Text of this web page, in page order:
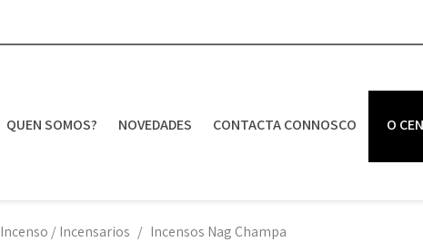
QUEN SOMOS? NOVEDADES CONTACTA CONNOSCO O
Incenso / Incensarios Incensos Nag Champa